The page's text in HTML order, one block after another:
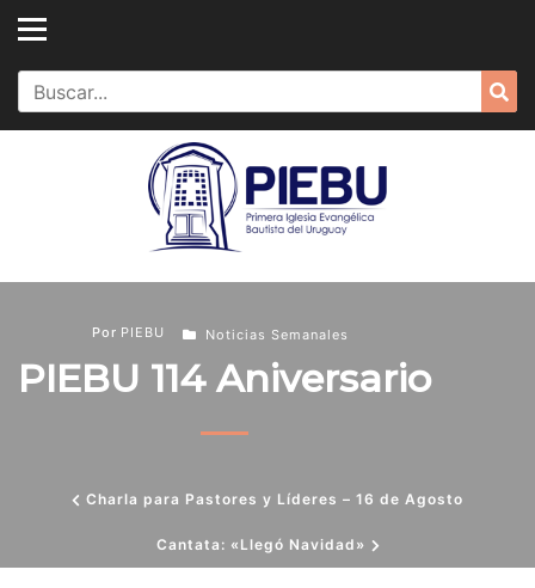
Skip
content
Search
for:
Charla para Pastores y Líderes – 16 de Agosto
Por PIEBU Noticias Semanales
PIEBU 114 Aniversario
Cantata: «Llegó Navidad»